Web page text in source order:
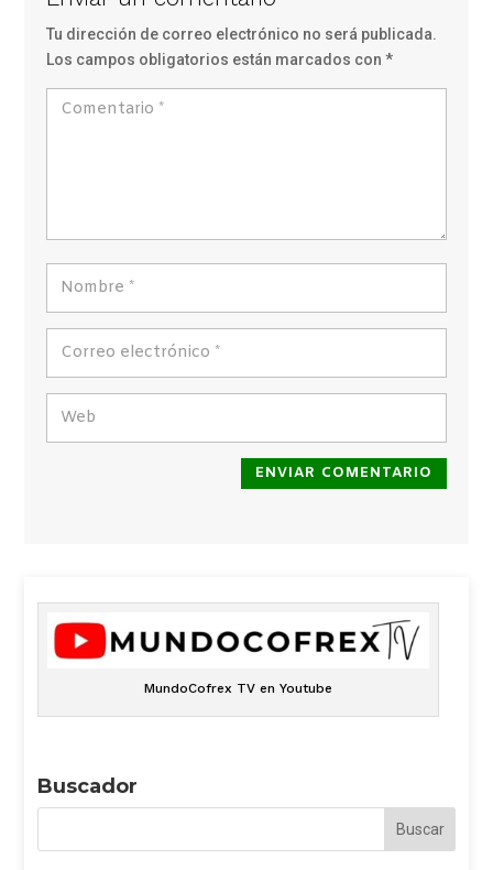
Tu dirección de correo electrónico no será publicada.
Los campos obligatorios están marcados con*
ENVIAR COMENTARIO
MundoCofrex TV en Youtube
Buscador